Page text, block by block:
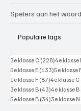
Spelers aan het woord
Populaire tags
3e klasse C (228)228 posts
4e klasse
5e klasse E (133)133 posts
5e klasse
1e klasse F (87)87 posts
4e klasse C
3e klasse B (43)43 posts
4e klasse B
5e klasse B (34)34 posts
3e klasse N